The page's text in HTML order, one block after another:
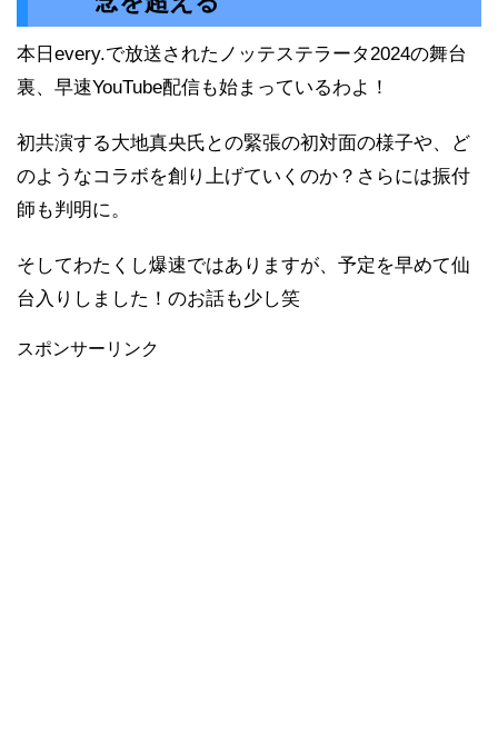
本日every.で放送されたノッテステラータ2024の舞台
裏、早速YouTube配信も始まっているわよ！
初共演する大地真央氏との緊張の初対面の様子や、ど
のようなコラボを創り上げていくのか？さらには振付
師も判明に。
そしてわたくし爆速ではありますが、予定を早めて仙
台入りしました！のお話も少し笑
スポンサーリンク